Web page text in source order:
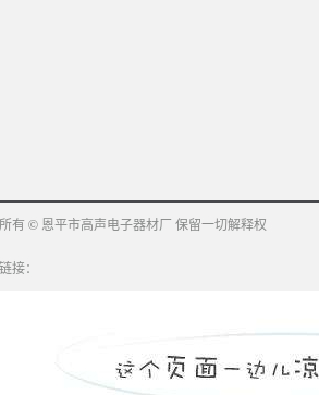
有 © 恩平市高声电子器材厂 保留一切解释权
接：